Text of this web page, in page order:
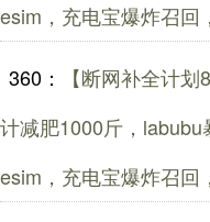
esim，充电宝爆炸召回
360：
【断网补全计
计减肥1000斤，
esim，充电宝爆炸召回